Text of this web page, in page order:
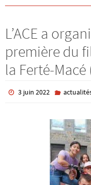
L’ACE a
première du
la Ferté-Macé
3 juin 2022